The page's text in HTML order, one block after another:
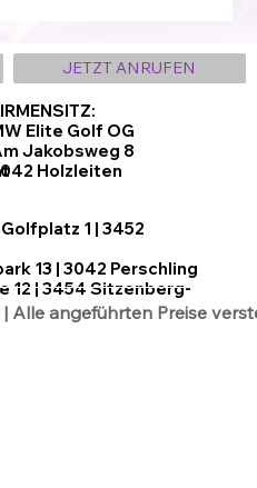
Elite Golf OG
Jakobsweg 8
Holzleiten
1 | 3452
13 | 3042 Perschling
12 | 3454 Sitzenberg-
JETZT ANRUFEN
Alle angeführten Preise